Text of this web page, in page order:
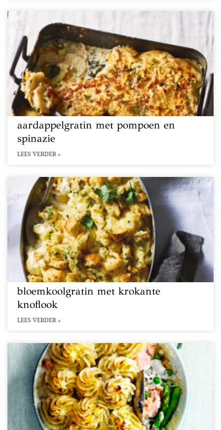
aardappelgratin met pompoen en
spinazie
LEES VERDER »
bloemkoolgratin met krokante
knoflook
LEES VERDER »